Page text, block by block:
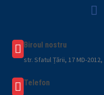
Biroul nostru
str. Sfatul Țării, 17 MD-
Telefon